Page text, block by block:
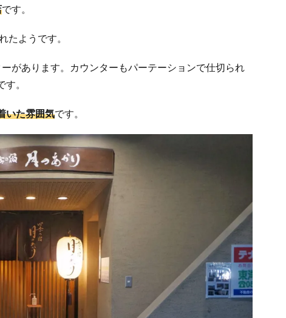
です。
たようです。
があります。カウンターもパーテーションで仕切られ
。
いた雰囲気です。